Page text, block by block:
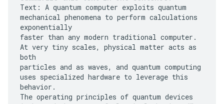
Text: A quantum computer exploits quantum
mechanical phenomena to perform calculations
exponentially
faster than any modern traditional computer.
At very tiny scales, physical matter acts as
both
particles and as waves, and quantum computing
uses specialized hardware to leverage this
behavior.
The operating principles of quantum devices